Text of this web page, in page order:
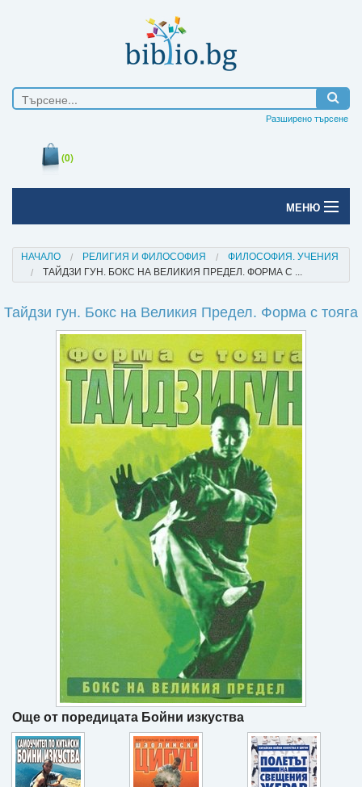
Разширено търсене
(0)
МЕНЮ
Печатни книги
Електронни книги
Е-списания
Подаръци
Ваучери
НАЧАЛО РЕЛИГИЯ И ФИЛОСОФИЯ
ФИЛОСОФИЯ. УЧЕНИЯ
ТАЙДЗИ ГУН. БОКС НА ВЕЛИКИЯ ПРЕДЕЛ. ФОРМА С ...
Тайдзи гун. Бокс на Великия Предел. Форма с тояга
Още от поредицата Бойни изкуства